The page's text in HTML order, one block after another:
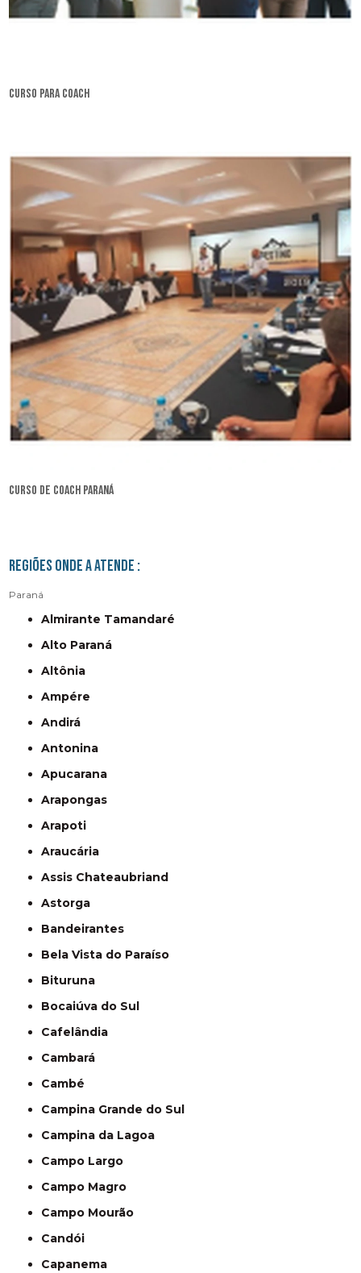
curso para coach
curso de coach Paraná
Regiões onde a atende :
Paraná
Almirante Tamandaré
Alto Paraná
Altônia
Ampére
Andirá
Antonina
Apucarana
Arapongas
Arapoti
Araucária
Assis Chateaubriand
Astorga
Bandeirantes
Bela Vista do Paraíso
Bituruna
Bocaiúva do Sul
Cafelândia
Cambará
Cambé
Campina Grande do Sul
Campina da Lagoa
Campo Largo
Campo Magro
Campo Mourão
Candói
Capanema